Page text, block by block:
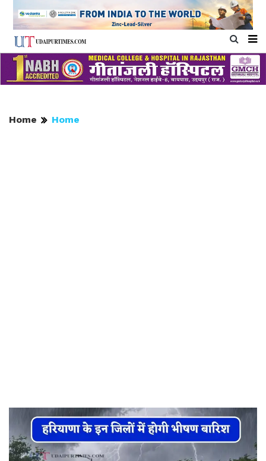
Home Home